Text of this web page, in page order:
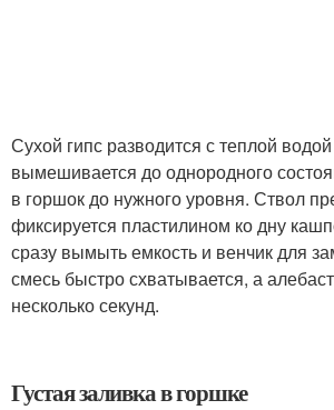
Сухой гипс разводится с теплой
вымешивается до однородного
в горшок до нужного уровня. Ствол
фиксируется пластилином ко дну
сразу вымыть емкость и венчик для
смесь быстро схватывается, а
несколько секунд.
Густая заливка в горшке